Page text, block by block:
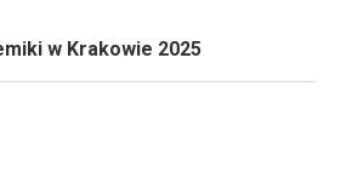
w Krakowie 2025